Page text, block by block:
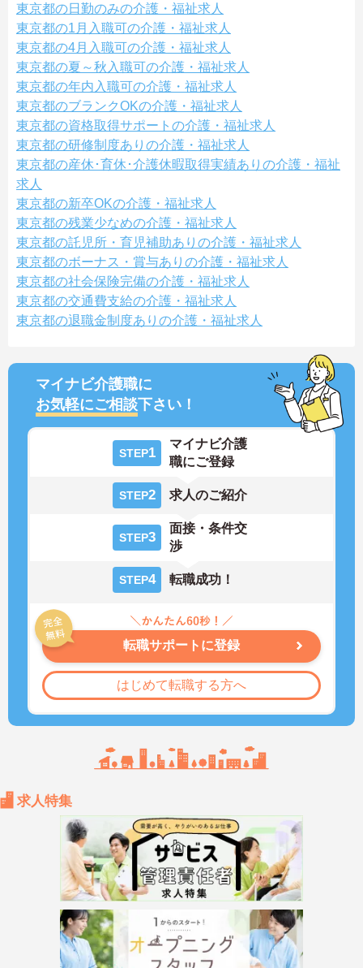
東京都の日勤のみの介護・福祉求人
東京都の1月入職可の介護・福祉求人
東京都の4月入職可の介護・福祉求人
東京都の夏～秋入職可の介護・福祉求人
東京都の年内入職可の介護・福祉求人
東京都のブランクOKの介護・福祉求人
東京都の資格取得サポートの介護・福祉求人
東京都の研修制度ありの介護・福祉求人
東京都の産休･育休･介護休暇取得実績ありの介護・福祉
求人
東京都の新卒OKの介護・福祉求人
東京都の残業少なめの介護・福祉求人
東京都の託児所・育児補助ありの介護・福祉求人
東京都のボーナス・賞与ありの介護・福祉求人
東京都の社会保険完備の介護・福祉求人
東京都の交通費支給の介護・福祉求人
東京都の退職金制度ありの介護・福祉求人
マイナビ介護職に
お気軽にご相談下さい！
STEP1
マイナビ介護
職にご登録
STEP2 求人のご紹介
STEP3
面接・条件交
渉
STEP4 転職成功！
転職サポートに登録
はじめて転職する方へ
求人特集